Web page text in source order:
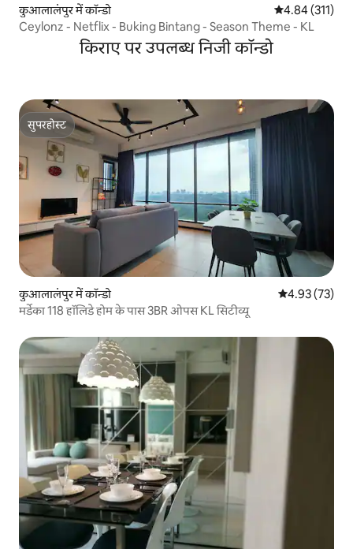
कुआलालंपुर में कॉन्डो औसत रेटिंग 5 में से
4.84 (311)
Ceylonz - Netflix - Buking Bintang - Season Theme - KL
किराए पर उपलब्ध निजी कॉन्डो
सुपरहोस्ट
सुपरहोस्ट
कुआलालंपुर में कॉन्डो औसत रेटिंग 5 में
4.93 (73)
मर्डेका 118 हॉलिडे होम के पास 3BR ओपस KL सिटीव्यू